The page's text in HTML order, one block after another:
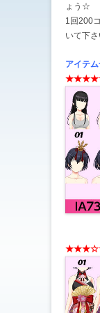
ょう☆
1回200
いて下
アイテ
★★★☆☆